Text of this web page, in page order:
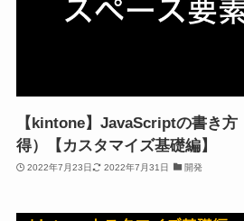
【kintone】JavaScriptの書き方
得）【カスタマイズ基礎編】
2022年7月23日 2022年7月31日 開発